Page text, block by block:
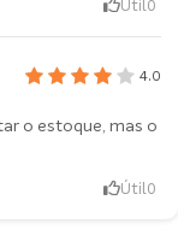
Útil 0
4.0
o estoque, mas o
Útil 0